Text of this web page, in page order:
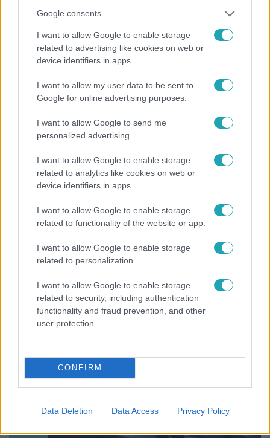
Google consents
I want to allow Google to enable storage
related to advertising like cookies on web or
device identifiers in apps.
I want to allow my user data to be sent to
Google for online advertising purposes.
I want to allow Google to send me
personalized advertising.
I want to allow Google to enable storage
related to analytics like cookies on web or
device identifiers in apps.
I want to allow Google to enable storage
related to functionality of the website or app.
I want to allow Google to enable storage
related to personalization.
I want to allow Google to enable storage
related to security, including authentication
functionality and fraud prevention, and other
user protection.
CONFIRM
Data Deletion Data Access Privacy Policy
0:30
2024. március 8. 20:20
„Komolyan rám néztél” – Gundel Takács Gábor
Hiába tartja magát mindig a szabályokhoz, Gundel Takács
Gábor nem menekülhet a játékosok elől. Kérdésekkel és
teóriákkal bombázzák, még úgyis, hogy nem kaphatnak
tőle választ.